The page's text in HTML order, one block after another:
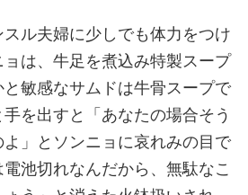
ル夫婦に少しでも体力をつけ
は、牛足を煮込み特製スープ
敏感なサムドは牛骨スープで
を出すと「あなたの場合そう
」とソンニョに哀れみの目で
池切れなんだから、無駄なこ